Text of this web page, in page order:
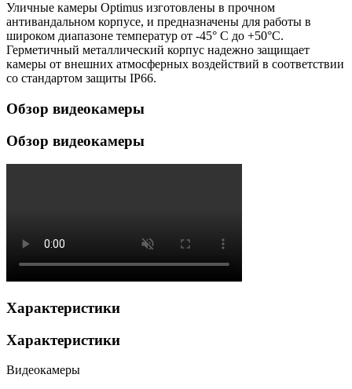
Уличные камеры Optimus изготовлены в прочном
антивандальном корпусе, и предназначены для работы в
широком диапазоне температур от -45° C до +50°C.
Герметичный металлический корпус надежно защищает
камеры от внешних атмосферных воздействий в соответствии
со стандартом защиты IP66.
Обзор видеокамеры
Обзор видеокамеры
Характеристики
Характеристики
Видеокамеры